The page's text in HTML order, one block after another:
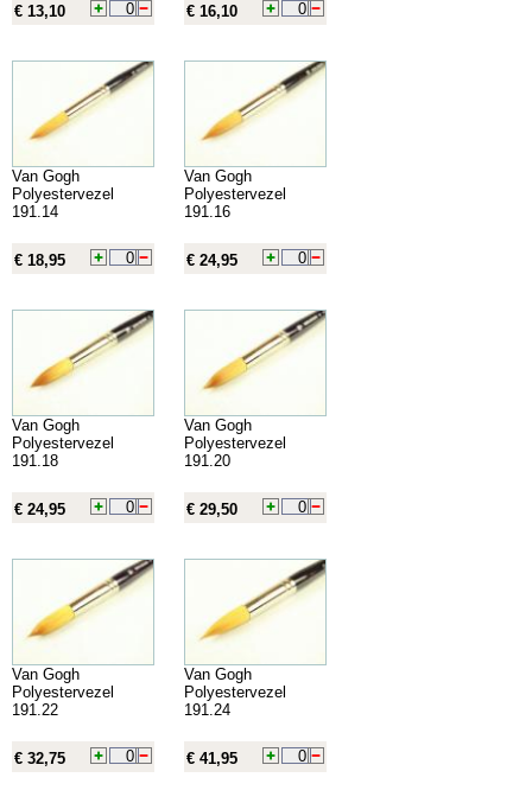
€ 13,10 € 16,10
Van Gogh
Polyestervezel
191.14
€ 18,95
Van Gogh
Polyestervezel
191.16
€ 24,95
Van Gogh
Polyestervezel
191.18
€ 24,95
Van Gogh
Polyestervezel
191.20
€ 29,50
Van Gogh
Polyestervezel
191.22
€ 32,75
Van Gogh
Polyestervezel
191.24
€ 41,95